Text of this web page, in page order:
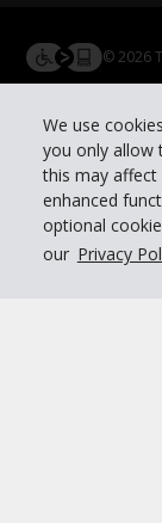
We use
you only allow
this may affect
enhanced
optional
our Privacy
© 2026